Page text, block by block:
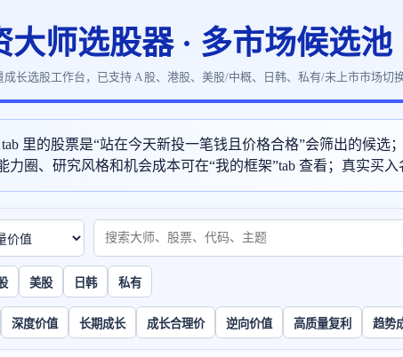
大师选股器 · 多市场候选池
长选股工作台，已支持 A 股、港股、美股/中概、日韩、私有/未上市市场切换
里的股票是“站在今天新投一笔钱且价格合格”会筛出的候
力圈、研究风格和机会成本可在“我的框架”tab 查看；真实买
美股 日韩 私有
深度价值 长期成长 成长合理价 逆向价值 高质量复利 趋势